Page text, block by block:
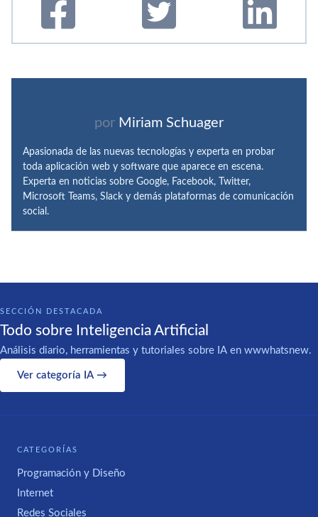
por Miriam Schuager
Apasionada de las nuevas tecnologías y experta en probar
toda aplicación web y software que aparece en escena.
Experta en noticias sobre Google, Facebook, Twitter,
Microsoft Teams, Slack y demás plataformas de comunicación
social.
SECCIÓN DESTACADA
Todo sobre Inteligencia Artificial
Análisis diario, herramientas y tutoriales sobre IA en wwwhatsnew.
Ver categoría IA →
CATEGORÍAS
Programación y Diseño
Internet
Redes Sociales